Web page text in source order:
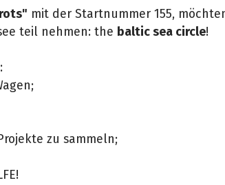
mit der Startnummer 155,
teil nehmen: the baltic sea circle!
zu sammeln;